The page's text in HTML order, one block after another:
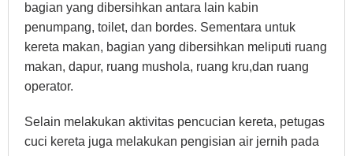
bagian yang dibersihkan antara lain kabin
penumpang, toilet, dan bordes. Sementara untuk
kereta makan, bagian yang dibersihkan meliputi ruang
makan, dapur, ruang mushola, ruang kru,dan ruang
operator.
Selain melakukan aktivitas pencucian kereta, petugas
cuci kereta juga melakukan pengisian air jernih pada